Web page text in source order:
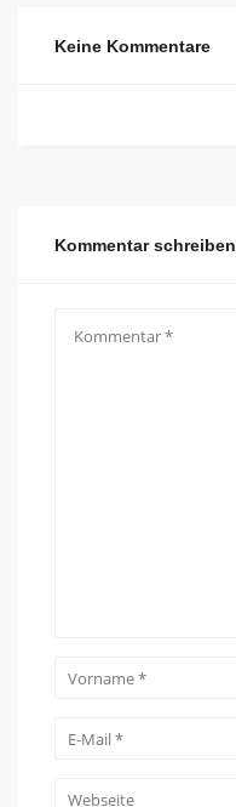
Keine Kommentare
Kommentar schreiben